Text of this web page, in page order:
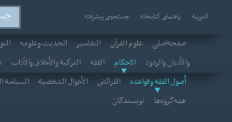
العربیة راهنمای کتابخانه جستجوی پیشرفته
صفحه‌اصلی علوم القرآن التفاسير الحديث وعلومه
والأديان والردود
الاحکام الفقه التزكية والأخلاق والآداب
أصول الفقه وقواعده
الفرائض الأحوال الشخصية
السياسة
همه‌گروه‌ها
نویسندگان